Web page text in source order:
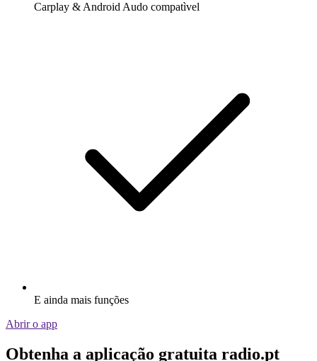
Carplay & Android Audo compatìvel
E ainda mais funções
Abrir o app
Obtenha a aplicação gratuita radio.pt